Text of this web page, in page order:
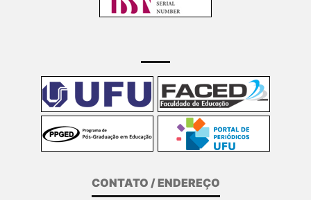
CONTATO / ENDEREÇO